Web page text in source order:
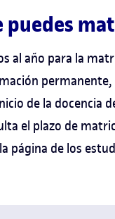
puedes
al año para la
permanente,
de la docencia
el plazo de
página de los